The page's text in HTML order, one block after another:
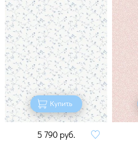
Купить
5 790 руб.